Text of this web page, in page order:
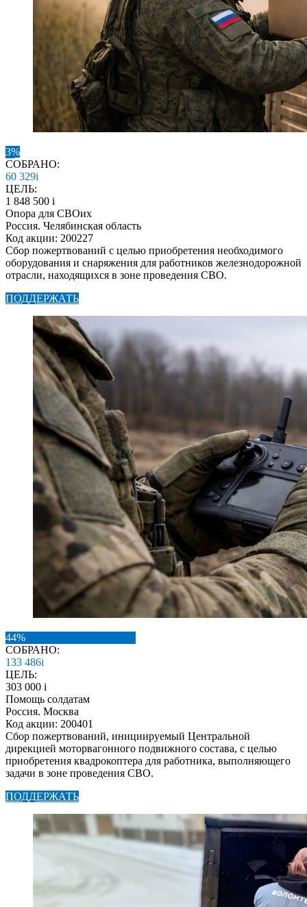
3%
СОБРАНО:
60 329i
ЦЕЛЬ:
1 848 500 i
Опора для СВОих
Россия. Челябинская область
Код акции: 200227
Сбор пожертвований с целью приобретения необходимого
оборудования и снаряжения для работников железнодорожной
отрасли, находящихся в зоне проведения СВО.
ПОДДЕРЖАТЬ
44%
СОБРАНО:
133 486i
ЦЕЛЬ:
303 000 i
Помощь солдатам
Россия. Москва
Код акции: 200401
Сбор пожертвований, инициируемый Центральной
дирекцией моторвагонного подвижного состава, с целью
приобретения квадрокоптера для работника, выполняющего
задачи в зоне проведения СВО.
ПОДДЕРЖАТЬ